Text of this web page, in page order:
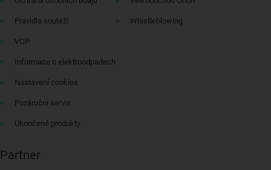
Pravidla soutěží
VOP
Informace o elektroodpadech
Nastavení cookies
Pozáruční servis
Ukončené produkty
Whistleblowing
Partner